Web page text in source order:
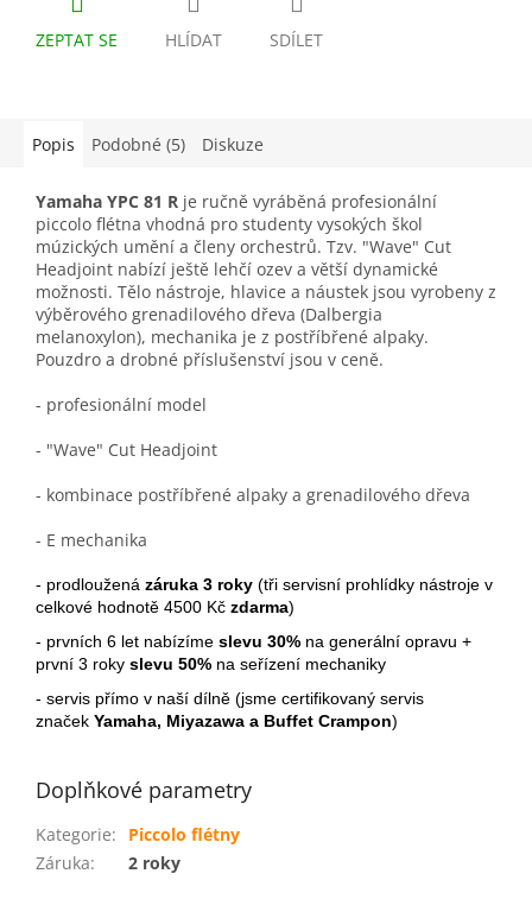
ZEPTAT SE HLÍDAT SDÍLET
Popis Podobné (5) Diskuze
Yamaha YPC 81 R je ručně vyráběná profesionální
piccolo flétna vhodná pro studenty vysokých škol
múzických umění a členy orchestrů. Tzv. "Wave" Cut
Headjoint nabízí ještě lehčí ozev a větší dynamické
možnosti. Tělo nástroje, hlavice a náustek jsou vyrobeny z
výběrového grenadilového dřeva (Dalbergia
melanoxylon), mechanika je z postříbřené alpaky.
Pouzdro a drobné příslušenství jsou v ceně.
- profesionální model
- "Wave" Cut Headjoint
- kombinace postříbřené alpaky a grenadilového dřeva
- E mechanika
- prodloužená záruka 3 roky (tři servisní prohlídky nástroje v
celkové hodnotě 4500 Kč zdarma)
- prvních 6 let nabízíme slevu 30% na generální opravu +
první 3 roky slevu 50% na seřízení mechaniky
- servis přímo v naší dílně (jsme certifikovaný servis
značek Yamaha, Miyazawa a Buffet Crampon)
Doplňkové parametry
Kategorie:
Piccolo flétny
Záruka: 2 roky